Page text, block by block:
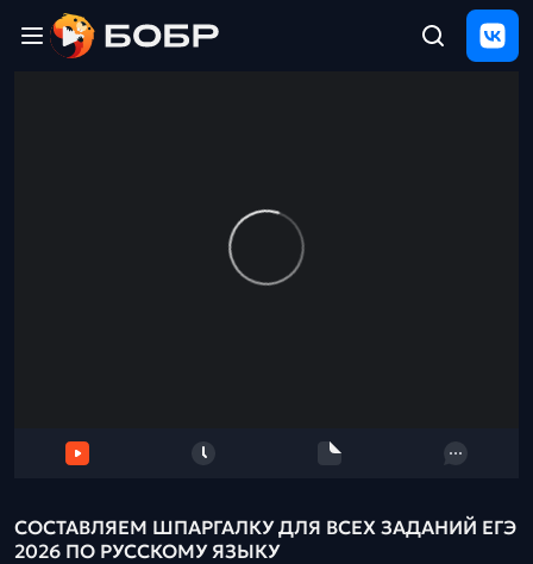
СОСТАВЛЯЕМ ШПАРГАЛКУ ДЛЯ ВСЕХ ЗАДАНИЙ ЕГЭ
2026 ПО РУССКОМУ ЯЗЫКУ